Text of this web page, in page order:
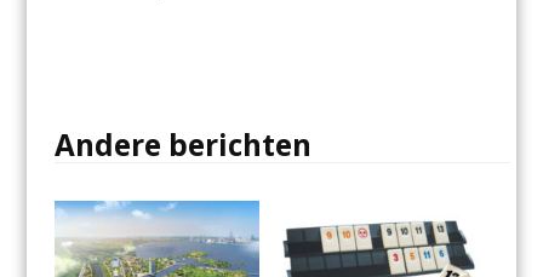
Andere berichten